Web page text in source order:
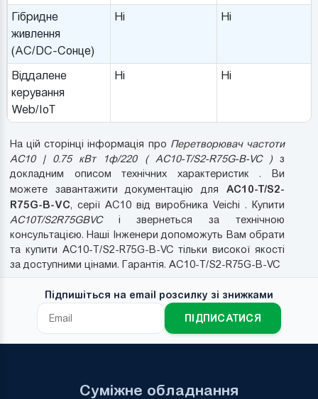
Гібридне
живлення
(AC/DC-Сонце)
Ні Ні
Віддалене
керування
Web/IoT
Ні Ні
На цій сторінці інформація про Перетворювач частоти
AC10 | 0.75 кВт 1ф/220 ( AC10-T/S2-R75G-B-VC )з
докладним описом технічних характеристик . Ви
можете завантажити документацію дляAC10-T/S2-
R75G-B-VC, серії AC10 від виробника Veichi . Купити
AC10T/S2R75GBVCі звернеться за технічною
консультацією. Наші Інженери допоможуть Вам обрати
та купити AC10-T/S2-R75G-B-VC тільки високої якості
за доступними цінами. Гарантія. AC10-T/S2-R75G-B-VC
Підпишіться на email розсилку зі знижками
ПІДПИСАТИСЯ
Суміжне обладнання